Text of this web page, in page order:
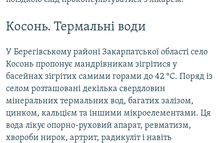
Косонь. Термальні води
У Берегівському районі Закарпатської області село
Косонь пропонує мандрівникам зігрітися у
басейнах зігрітих самими горами до 42 °С. Поряд із
селом розташовані декілька свердловин
мінеральних термальних вод, багатих залізом,
цинком, кальцієм та іншими мікроелементами. Ця
вода лікує опорно-руховий апарат, ревматизм,
хвороби нирок, артрит, радикуліт і навіть